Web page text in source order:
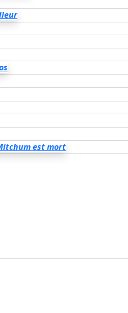
est mort